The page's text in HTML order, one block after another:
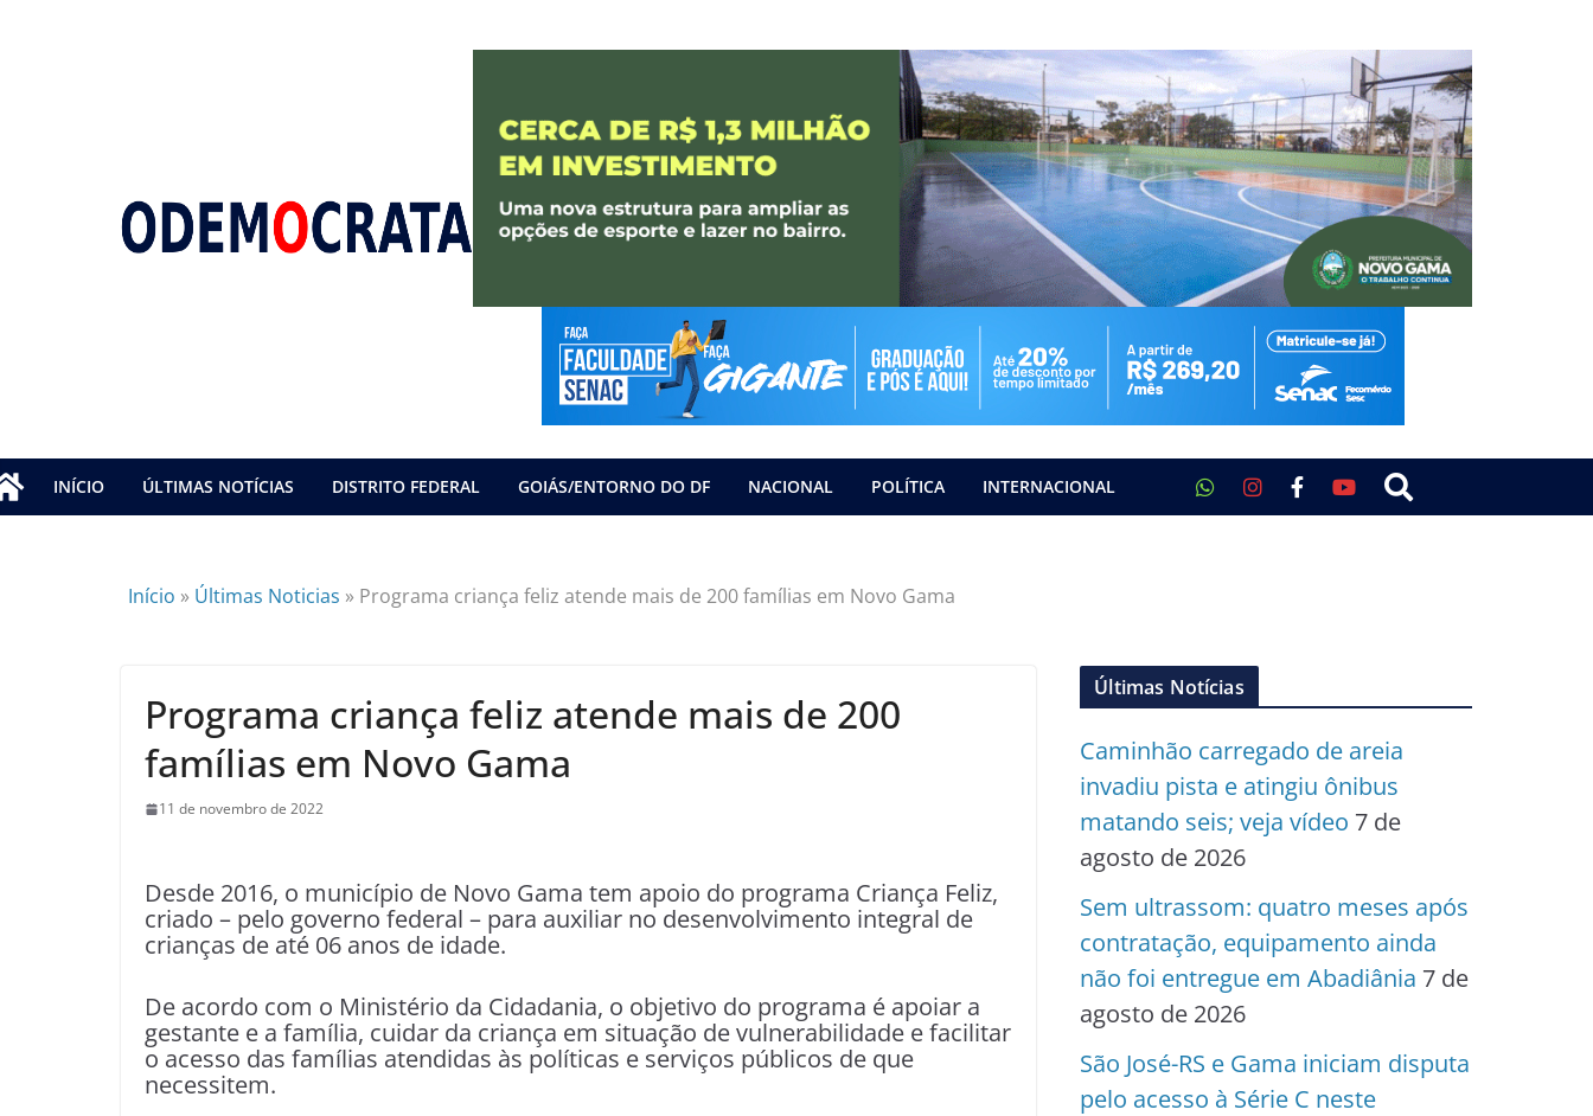
INÍCIO ÚLTIMAS NOTÍCIAS DISTRITO FEDERAL GOIÁS/ENTORNO DO DF NACIONAL POLÍTICA INTERNACIONAL
Início » Últimas Noticias » Programa criança feliz atende mais de 200 famílias em Novo Gama
Programa criança feliz atende mais de 200
famílias em Novo Gama
11 de novembro de 2022
Desde 2016, o município de Novo Gama tem apoio do programa Criança Feliz,
criado – pelo governo federal – para auxiliar no desenvolvimento integral de
crianças de até 06 anos de idade.
De acordo com o Ministério da Cidadania, o objetivo do programa é apoiar a
gestante e a família, cuidar da criança em situação de vulnerabilidade e facilitar
o acesso das famílias atendidas às políticas e serviços públicos de que
necessitem.
Últimas Notícias
Caminhão carregado de areia
invadiu pista e atingiu ônibus
matando seis; veja vídeo 7 de
agosto de 2026
Sem ultrassom: quatro meses após
contratação, equipamento ainda
não foi entregue em Abadiânia 7 de
agosto de 2026
São José-RS e Gama iniciam disputa
pelo acesso à Série C neste